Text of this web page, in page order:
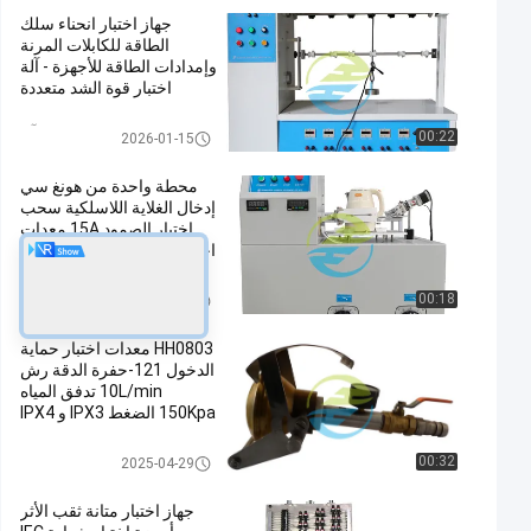
00:22
جهاز اختبار انحناء سلك
الطاقة للكابلات المرنة
وإمدادات الطاقة للأجهزة - آلة
اختبار قوة الشد متعددة
IEC
الشد قوة يختبر آلة2026-01-15
00:18
محطة واحدة من هونغ سي
إدخال الغلاية اللاسلكية سحب
اختبار الصمود 15A معدات
اختبار الأجهزة المنزلية لامتثال
00:32
HH0803 معدات اختبار حماية
الدخول 121-حفرة الدقة رش
10L/min تدفق المياه
150Kpa الضغط IPX3 و IPX4
مدخل حماية معدات الاختبار
2025-04-29
جهاز اختبار متانة ثقب الأثر